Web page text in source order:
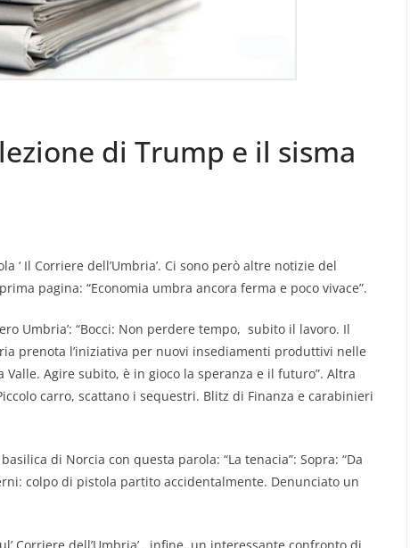
di Trump e il sisma
‘ Il Corriere dell’Umbria’. Ci sono però altre notizie del
pagina: “Economia umbra ancora ferma e poco vivace”.
Umbria’: “Bocci: Non perdere tempo, subito il lavoro. Il
prenota l’iniziativa per nuovi insediamenti produttivi nelle
Valle. Agire subito, è in gioco la speranza e il futuro”. Altra
carro, scattano i sequestri. Blitz di Finanza e carabinieri
di Norcia con questa parola: “La tenacia”: Sopra: “Da
colpo di pistola partito accidentalmente. Denunciato un